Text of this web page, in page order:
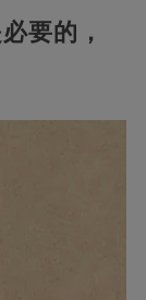
要的，